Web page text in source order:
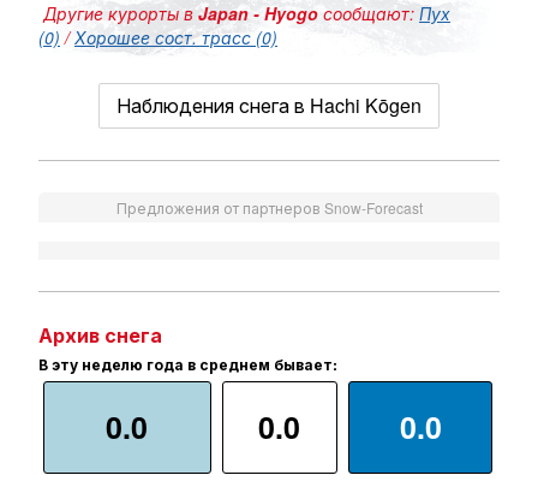
Другие курорты вJapan - Hyogo сообщают: Пух
(0) /Хорошее сост. трасс (0)
Наблюдения снега в Hachi Kōgen
Предложения от партнеров Snow-Forecast
Архив снега
В эту неделю года в среднем бывает:
0.0 0.0 0.0